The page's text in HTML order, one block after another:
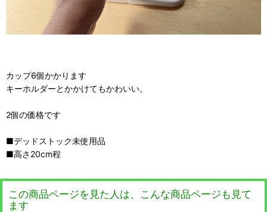
カップ6個かかります
キーホルダーとかかけてもかわいい。
2個の価格です
■デッドストック未使用品
■高さ20cm程
この商品ページを見た人は、こんな商品ページも見て
ます